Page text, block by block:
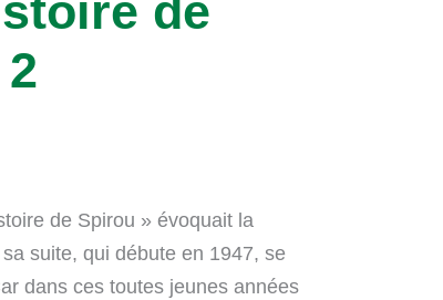
de
de Spirou » évoquait la
suite, qui débute en 1947, se
dans ces toutes jeunes années